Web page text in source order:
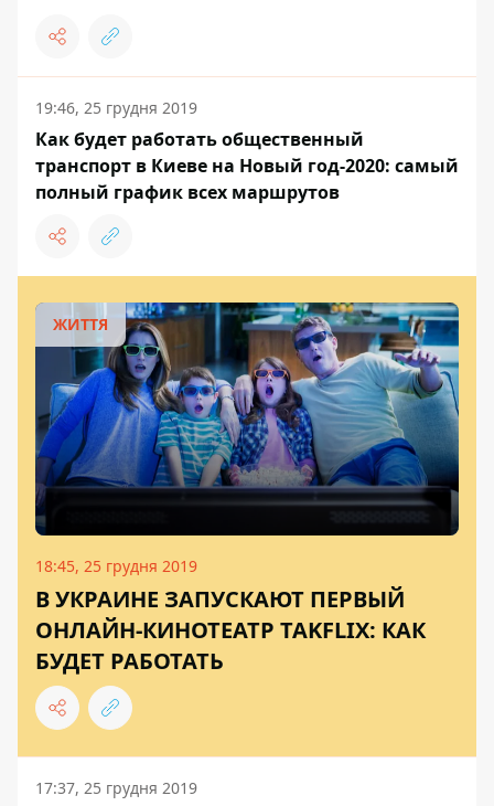
19:46, 25 грудня 2019
Как будет работать общественный
транспорт в Киеве на Новый год-2020: самый
полный график всех маршрутов
ЖИТТЯ
18:45, 25 грудня 2019
В УКРАИНЕ ЗАПУСКАЮТ ПЕРВЫЙ
ОНЛАЙН-КИНОТЕАТР TAKFLIX: КАК
БУДЕТ РАБОТАТЬ
17:37, 25 грудня 2019